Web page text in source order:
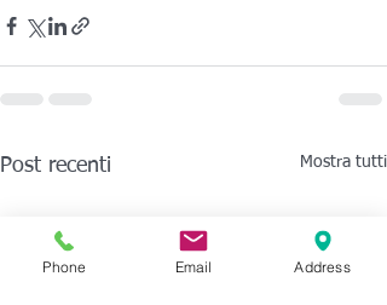
Post recenti Mostra tutti
Phone Email Address